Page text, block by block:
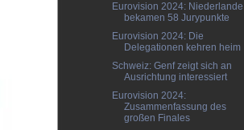
Eurovision 2024: Niederlande
bekamen 58 Jurypunkte
Eurovision 2024: Die
Delegationen kehren heim
Schweiz: Genf zeigt sich an
Ausrichtung interessiert
Eurovision 2024:
Zusammenfassung des
großen Finales